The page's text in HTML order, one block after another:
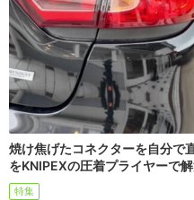
焼け焦げたコネクターを自分で
をKNIPEXの圧着プライヤーで
特集